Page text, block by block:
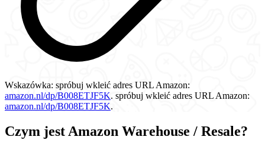
Wskazówka: spróbuj wkleić adres URL Amazon:
amazon.nl/dp/B008ETJF5K. spróbuj wkleić adres URL Amazon:
amazon.nl/dp/B008ETJF5K.
Czym jest Amazon Warehouse / Resale?